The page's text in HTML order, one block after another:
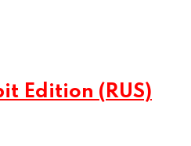
Edition (RUS)